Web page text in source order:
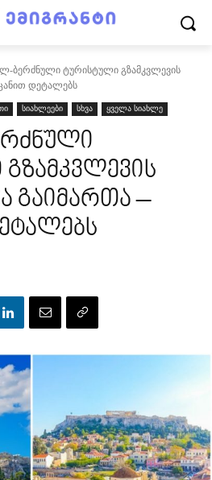
ბერძნული ტურისტული გზამკვლევის
დეტალებს
სიახლეები სხვა ყველა სიახლე
გაიმართა –